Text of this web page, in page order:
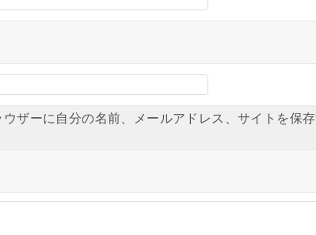
ザーに自分の名前、メールアドレス、サイトを保